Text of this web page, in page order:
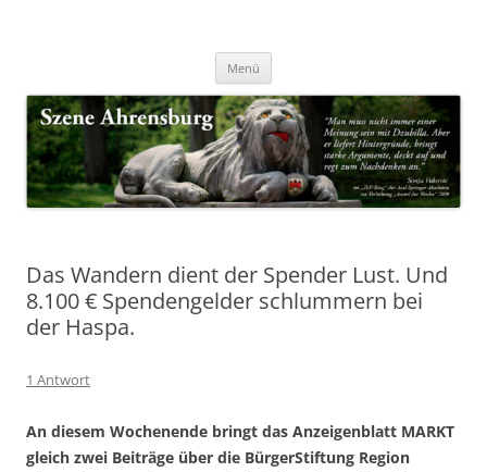
Szene Ahrensburg
Menü
Das Wandern dient der Spender Lust. Und
8.100 € Spendengelder schlummern bei
der Haspa.
1 Antwort
An diesem Wochenende bringt das Anzeigenblatt MARKT
gleich zwei Beiträge über die BürgerStiftung Region